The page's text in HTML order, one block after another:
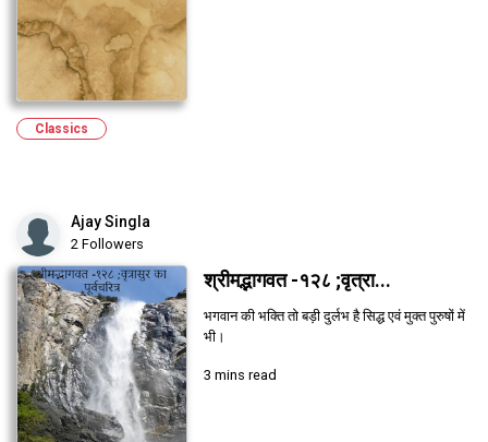
Classics
Ajay Singla
2 Followers
श्रीमद्भागवत -१२८ ;वृत्रा...
भगवान की भक्ति तो बड़ी दुर्लभ है सिद्ध एवं मुक्त पुरुषों में
भी।
3 mins read